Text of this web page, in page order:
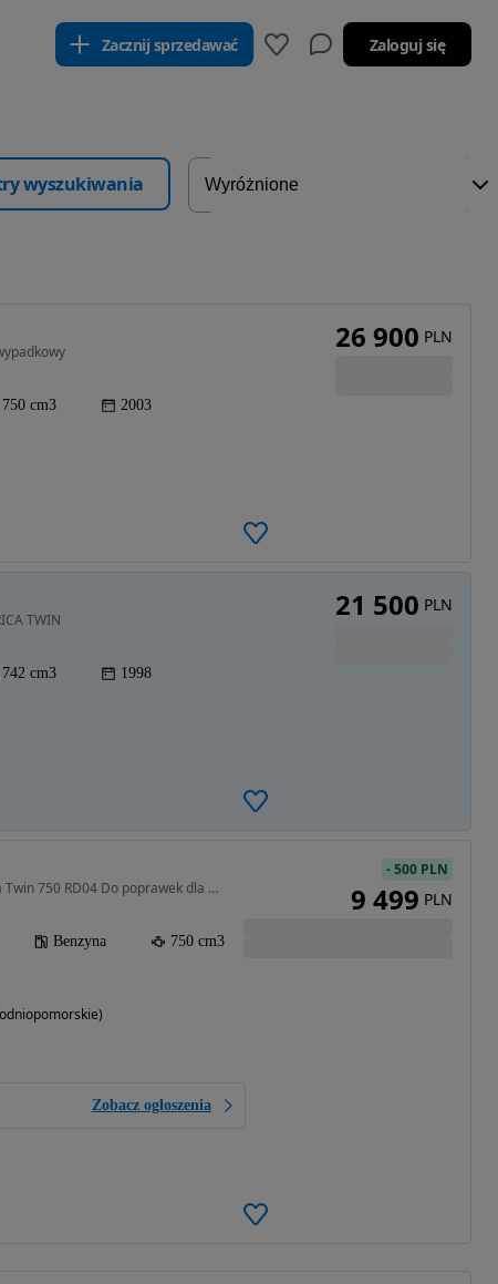
Zacznij sprzedawać Zaloguj się
wyszukiwania
750 cm3 2003
26 900 PLN
TWIN
742 cm3 1998
21 500 PLN
750 cm3 • 51 KM • Africa Twin 750 RD04 Do poprawek dla majsterkowicza Raty Dostawa
Benzyna
750 cm3
Zobacz ogłoszenia
-500 PLN
9 499 PLN